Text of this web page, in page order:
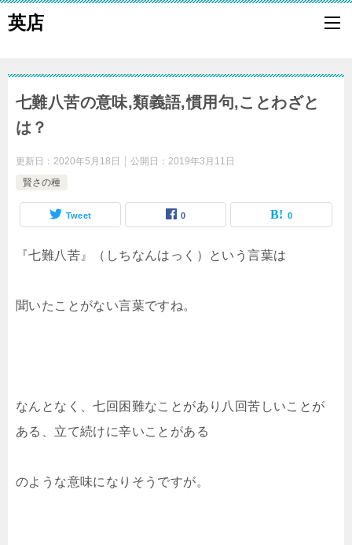
英店
七難八苦の意味,類義語,慣用句,ことわざと
は？
更新日： 2020年5月18日 公開日： 2019年3月11日
賢さの種
Tweet 0 0
『七難八苦』（しちなんはっく）という言葉は
聞いたことがない言葉ですね。
なんとなく、七回困難なことがあり八回苦しいことが
ある、立て続けに辛いことがある
のような意味になりそうですが。